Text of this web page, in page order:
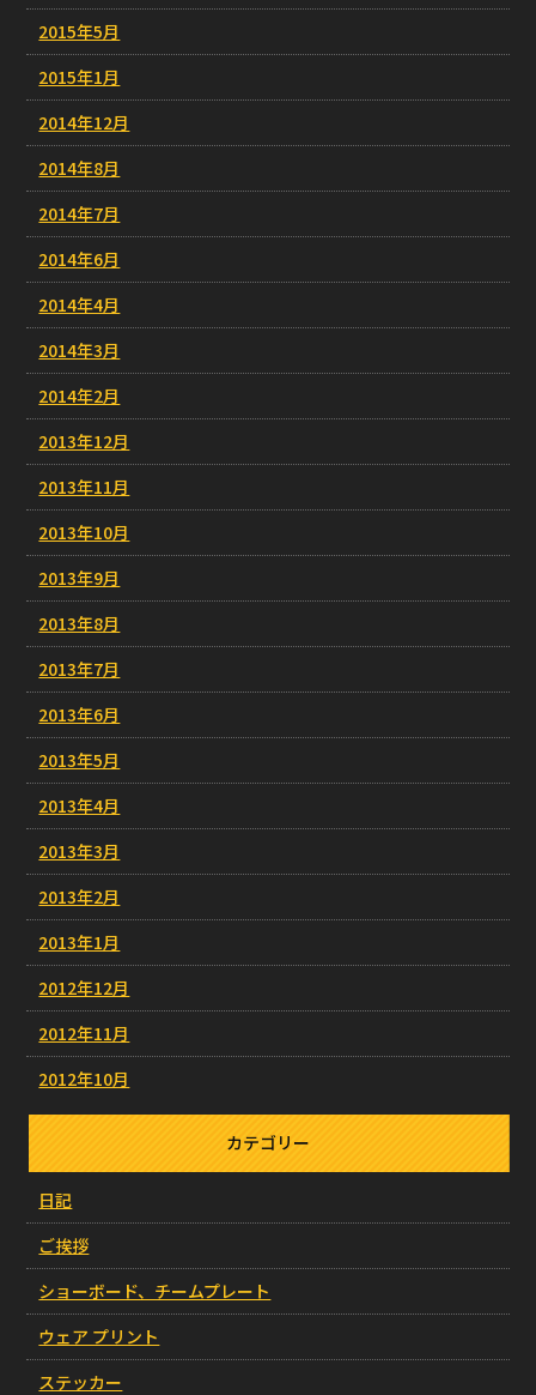
2015年5月
2015年1月
2014年12月
2014年8月
2014年7月
2014年6月
2014年4月
2014年3月
2014年2月
2013年12月
2013年11月
2013年10月
2013年9月
2013年8月
2013年7月
2013年6月
2013年5月
2013年4月
2013年3月
2013年2月
2013年1月
2012年12月
2012年11月
2012年10月
カテゴリー
日記
ご挨拶
ショーボード、チームプレート
ウェア プリント
ステッカー